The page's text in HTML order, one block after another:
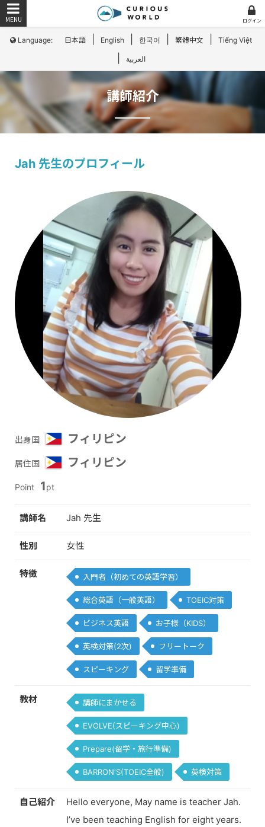
Language: 日本語 English 한국어 繁體中文 Tiếng Việt
العربية
ログイン
講師紹介
Jah 先生のプロフィール
出身国 フィリピン
居住国 フィリピン
Point 1pt
講師名 Jah 先生
性別 女性
特徴 入門者（初めての英語学習）
総合英語（一般英語） TOEIC対策
ビジネス英語 お子様（KIDS）
英検対策(2次) フリートーク
スピーキング 留学準備
教材 講師にまかせる
EVOLVE(スピーキング中心)
Prepare(留学・旅行準備)
BARRON‘S(TOEIC全般) 英検対策
自己紹介
Hello everyone, May name is teacher Jah.
I’ve been teaching English for eight years.